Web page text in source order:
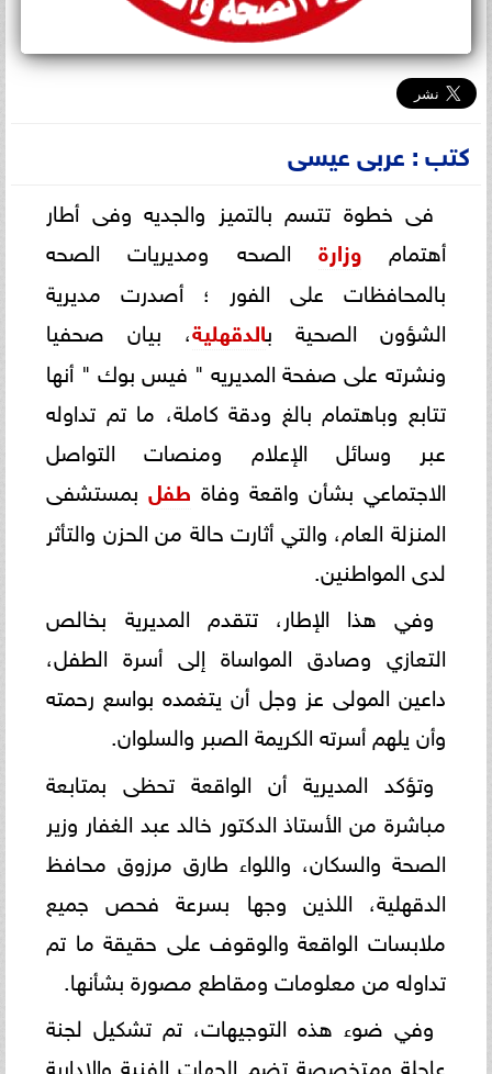
كتب : عربى عيسى
فى خطوة تتسم بالتميز والجديه وفى أطار
أهتماموزارة الصحه ومديريات الصحه
بالمحافظات على الفور ؛ أصدرت مديرية
الشؤون الصحية بالدقهلية، بيان صحفيا
ونشرته على صفحة المديريه " فيس بوك " أنها
تتابع وباهتمام بالغ ودقة كاملة، ما تم تداوله
عبر وسائل الإعلام ومنصات التواصل
الاجتماعي بشأن واقعة وفاة طفلبمستشفى
المنزلة العام، والتي أثارت حالة من الحزن والتأثر
لدى المواطنين.
وفي هذا الإطار، تتقدم المديرية بخالص
التعازي وصادق المواساة إلى أسرة الطفل،
داعين المولى عز وجل أن يتغمده بواسع رحمته
وأن يلهم أسرته الكريمة الصبر والسلوان.
وتؤكد المديرية أن الواقعة تحظى بمتابعة
مباشرة من الأستاذ الدكتور خالد عبد الغفار وزير
الصحة والسكان، واللواء طارق مرزوق محافظ
الدقهلية، اللذين وجها بسرعة فحص جميع
ملابسات الواقعة والوقوف على حقيقة ما تم
تداوله من معلومات ومقاطع مصورة بشأنها.
وفي ضوء هذه التوجيهات، تم تشكيل لجنة
عاجلة ومتخصصة تضم الجهات الفنية والإدارية